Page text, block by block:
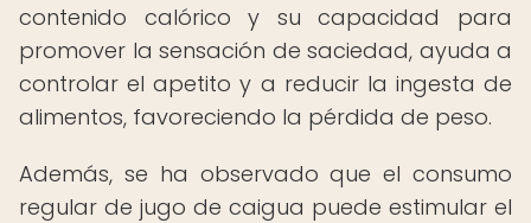
contenido calórico y su capacidad para
promover la sensación de saciedad, ayuda a
controlar el apetito y a reducir la ingesta de
alimentos, favoreciendo la pérdida de peso.
Además, se ha observado que el consumo
regular de jugo de caigua puede estimular el